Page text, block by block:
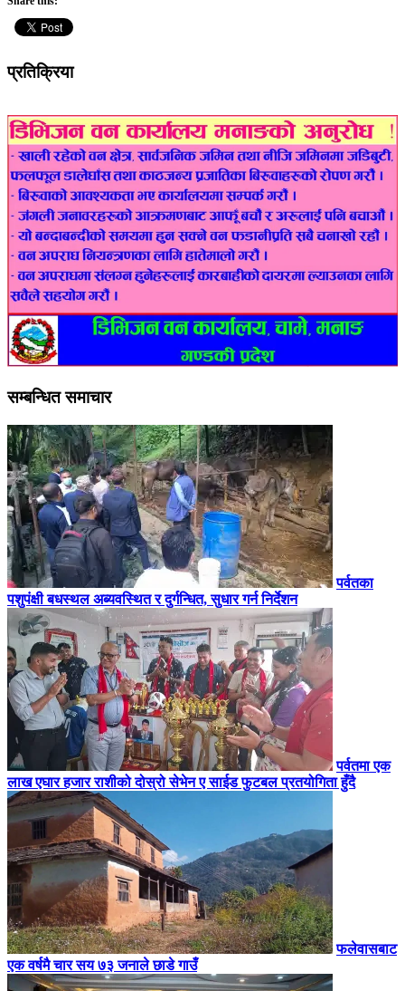
प्रतिक्रिया
सम्बन्धित समाचार
पर्वतका
पशुपंक्षी बधस्थल अब्यवस्थित र दुर्गन्धित, सुधार गर्न निर्देशन
पर्वतमा एक
लाख एघार हजार राशीको दोस्रो सेभेन ए साईड फुटबल प्रतयोगिता हुँदै
फलेवासबाट
एक वर्षमै चार सय ७३ जनाले छाडे गाउँ